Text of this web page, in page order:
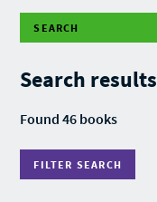
SEARCH
Search results
Found 46 books
FILTER SEARCH
F
T
S
A
R
C